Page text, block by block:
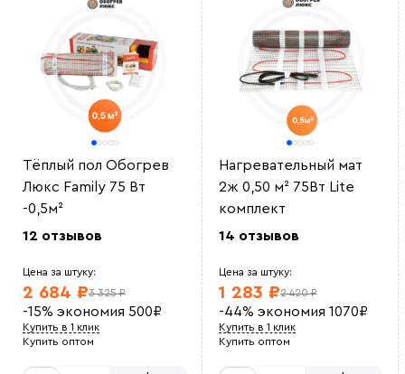
Тёплый пол Обогрев
Люкс Family 75 Вт
-0,5м²
12 отзывов
Цена за штуку:
3 325 ₽
2 684 ₽
-15% экономия 500₽
Купить в 1 клик
Купить оптом
Нагревательный мат
2ж 0,50 м² 75Вт Lite
комплект
14 отзывов
Цена за штуку:
2 420 ₽
1 283 ₽
-44% экономия 1070₽
Купить в 1 клик
Купить оптом